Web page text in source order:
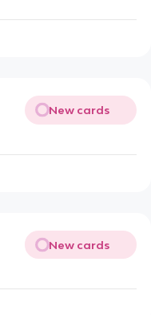
New cards
New cards